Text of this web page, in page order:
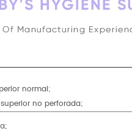
normal;
no perforada;